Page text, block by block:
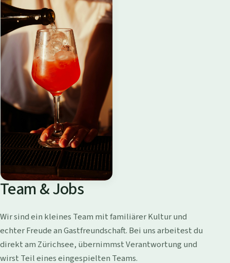
Team & Jobs
Wir sind ein kleines Team mit familiärer Kultur und
echter Freude an Gastfreundschaft. Bei uns arbeitest du
direkt am Zürichsee, übernimmst Verantwortung und
wirst Teil eines eingespielten Teams.